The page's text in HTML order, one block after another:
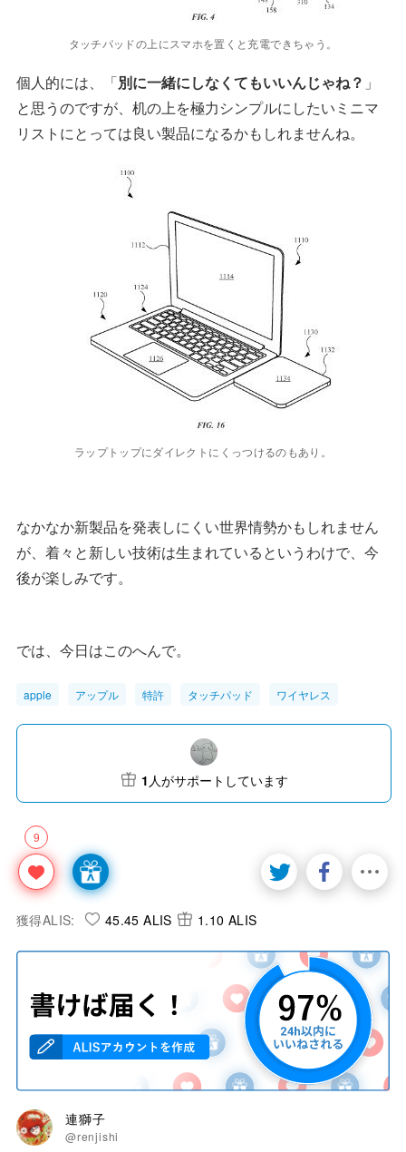
タッチパッドの上にスマホを置くと充電できちゃう。
個人的には、「別に一緒にしなくてもいいんじゃね？ 」
と思うのですが、机の上を極力シンプルにしたいミニマ
リストにとっては良い製品になるかもしれませんね。
ラップトップにダイレクトにくっつけるのもあり。
なかなか新製品を発表しにくい世界情勢かもしれません
が、着々と新しい技術は生まれているというわけで、今
後が楽しみです。
では、今日はこのへんで。
apple アップル 特許 タッチパッド ワイヤレス
9
1 人がサポートしています
獲得ALIS: 45.45 ALIS 1.10 ALIS
連獅子
@renjishi